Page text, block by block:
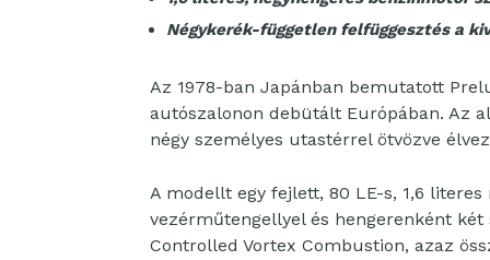
Négykerék-független felfüggesztés a
Az 1978-ban Japánban bemutatott
autószalonon debütált Európában. Az
négy személyes utastérrel ötvözve
A modellt egy fejlett, 80 LE-s, 1,6
vezérműtengellyel és hengerenként két
Controlled Vortex Combustion, azaz